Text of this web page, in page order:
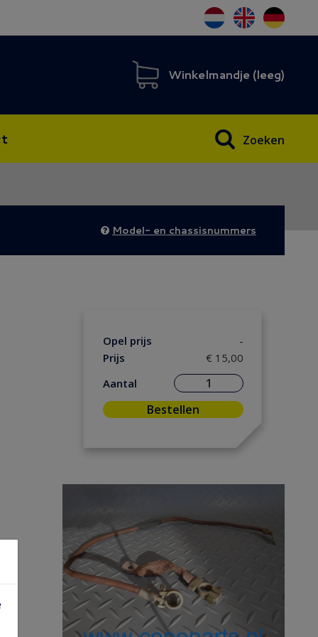
Winkelmandje (leeg)
Zoeken
Model- en chassisnummers
Opel prijs
-
Prijs
€ 15,00
Aantal
Bestellen